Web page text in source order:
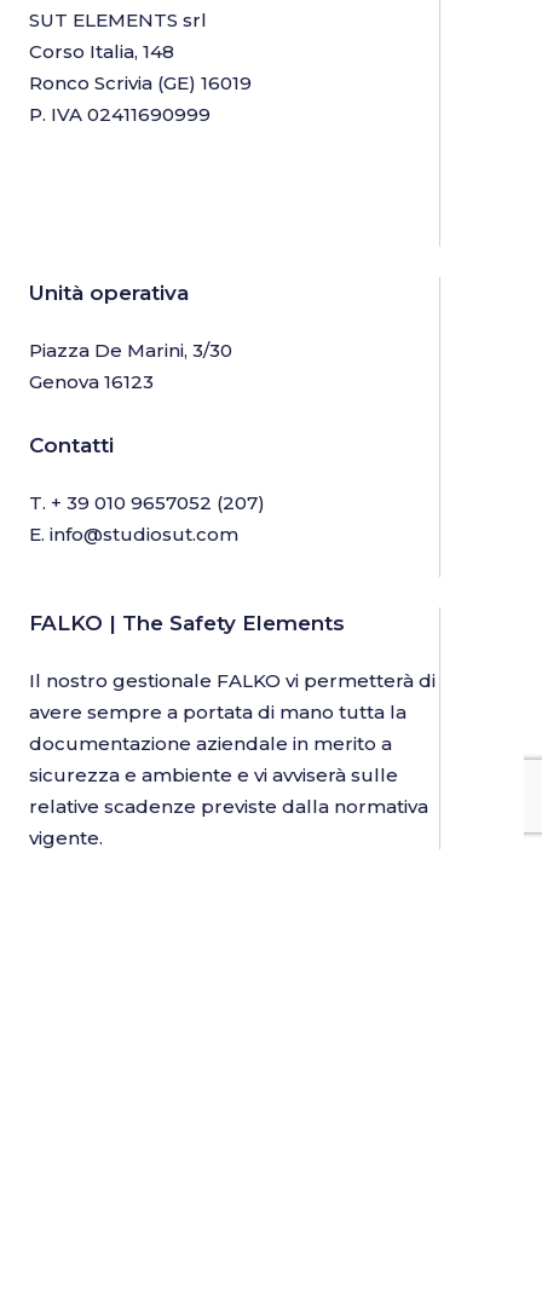
SUT ELEMENTS srl
Corso Italia, 148
Ronco Scrivia (GE) 16019
P. IVA 02411690999
Unità operativa
Piazza De Marini, 3/30
Genova 16123
Contatti
T. + 39 010 9657052 (207)
E. info@studiosut.com
FALKO | The Safety Elements
Il nostro gestionale FALKO vi permetterà di
avere sempre a portata di mano tutta la
documentazione aziendale in merito a
sicurezza e ambiente e vi avviserà sulle
relative scadenze previste dalla normativa
vigente.